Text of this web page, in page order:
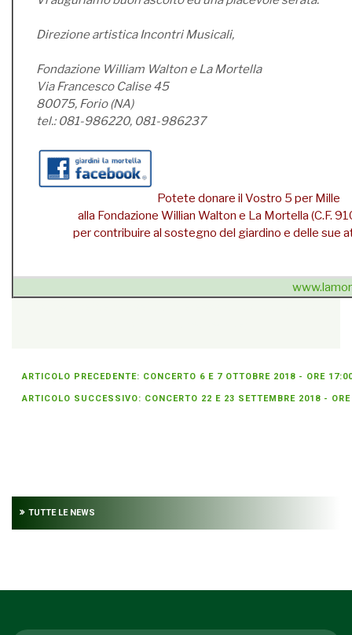
Direzione artistica Incontri Musicali,
Fondazione William Walton e La Mortella
Via Francesco Calise 45
80075, Forio (NA)
tel.: 081-986220, 081-986237
Potete donare il Vostro 5 per Mille
alla Fondazione Willian Walton e La Mortella (C.F.
per contribuire al sostegno del giardino e delle sue
ARTICOLO PRECEDENTE: CONCERTO 6 E 7 OTTOBRE 2018 - ORE
ARTICOLO SUCCESSIVO: CONCERTO 22 E 23 SETTEMBRE 2018 -
TUTTE LE NEWS